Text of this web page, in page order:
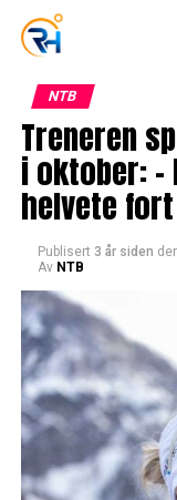
NTB
Treneren
i oktober: –
helvete fort
Publisert 3 år siden
Av NTB